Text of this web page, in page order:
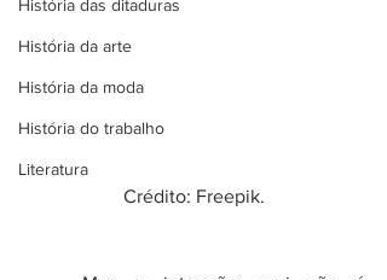
História das ditaduras
História da arte
História da moda
História do trabalho
Literatura
Crédito: Freepik.